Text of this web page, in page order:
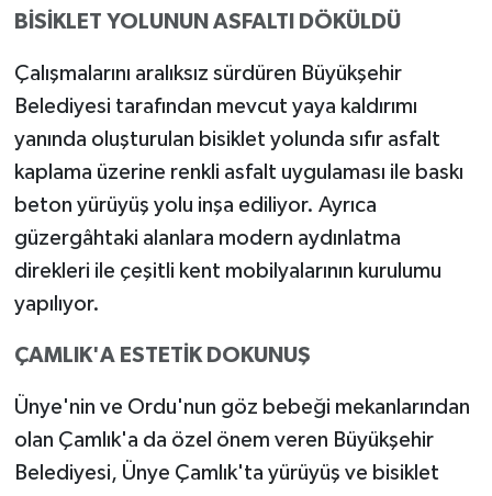
BİSİKLET YOLUNUN ASFALTI DÖKÜLDÜ
Çalışmalarını aralıksız sürdüren Büyükşehir
Belediyesi tarafından mevcut yaya kaldırımı
yanında oluşturulan bisiklet yolunda sıfır asfalt
kaplama üzerine renkli asfalt uygulaması ile baskı
beton yürüyüş yolu inşa ediliyor. Ayrıca
güzergâhtaki alanlara modern aydınlatma
direkleri ile çeşitli kent mobilyalarının kurulumu
yapılıyor.
ÇAMLIK'A ESTETİK DOKUNUŞ
Ünye'nin ve Ordu'nun göz bebeği mekanlarından
olan Çamlık'a da özel önem veren Büyükşehir
Belediyesi, Ünye Çamlık'ta yürüyüş ve bisiklet